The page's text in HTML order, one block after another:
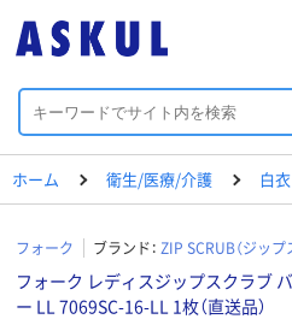
ホーム 衛生/医療/介護 白
フォーク ブランド： ZIP SCRUB（ジップ
フォーク レディスジップスクラブ
ー LL 7069SC-16-LL 1枚（直送品）